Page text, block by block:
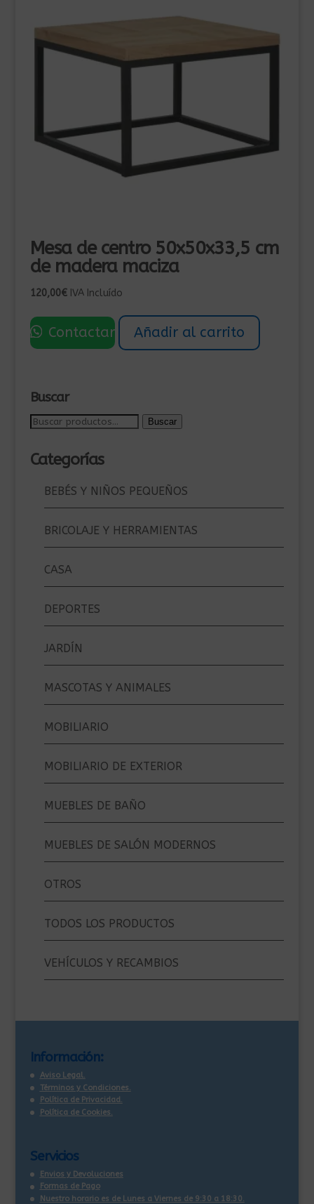
Mesa de centro 50x50x33,5 cm
de madera maciza
120,00€ IVA Incluído
Contactar Añadir al carrito
Buscar
Buscar
Buscar
Categorías
BEBÉS Y NIÑOS PEQUEÑOS
BRICOLAJE Y HERRAMIENTAS
CASA
DEPORTES
JARDÍN
MASCOTAS Y ANIMALES
MOBILIARIO
MOBILIARIO DE EXTERIOR
MUEBLES DE BAÑO
MUEBLES DE SALÓN MODERNOS
OTROS
TODOS LOS PRODUCTOS
VEHÍCULOS Y RECAMBIOS
Información:
Aviso Legal.
Términos y Condiciones.
Política de Privacidad.
Política de Cookies.
Servicios
Envios y Devoluciones
Formas de Pago
Nuestro horario es de Lunes a Viernes de 9:30 a 18:30.